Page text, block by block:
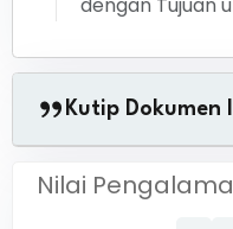
Kutip Dokumen
Nilai